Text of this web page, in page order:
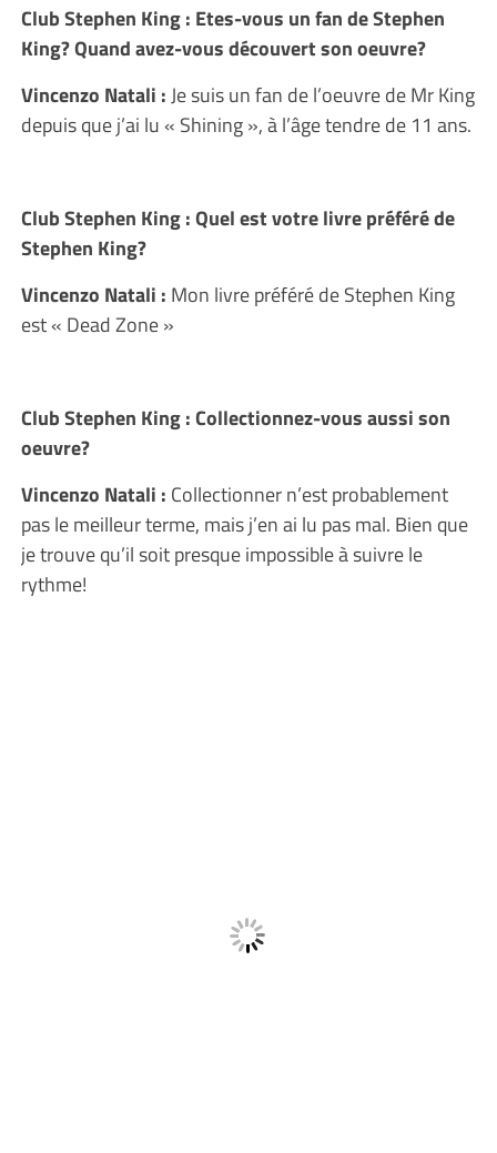
Club Stephen King : Etes-vous un fan de Stephen
King? Quand avez-vous découvert son oeuvre?
Vincenzo Natali :Je suis un fan de l’oeuvre de Mr King
depuis que j’ai lu « Shining », à l’âge tendre de 11 ans.
Club Stephen King : Quel est votre livre préféré de
Stephen King?
Vincenzo Natali : Mon livre préféré de Stephen King
est « Dead Zone »
Club Stephen King : Collectionnez-vous aussi son
oeuvre?
Vincenzo Natali : Collectionner n’est probablement
pas le meilleur terme, mais j’en ai lu pas mal. Bien que
je trouve qu’il soit presque impossible à suivre le
rythme!